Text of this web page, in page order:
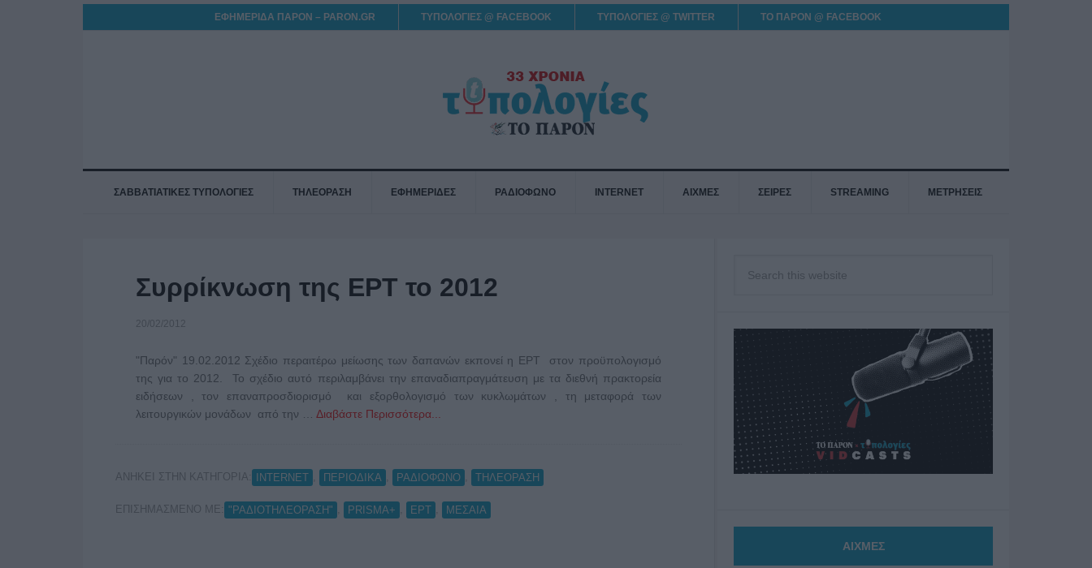
ΕΦΗΜΕΡΙΔΑ ΠΑΡΟΝ – PARON.GR ΤΥΠΟΛΟΓΙΕΣ @ FACEBOOK ΤΥΠΟΛΟΓΙΕΣ @ TWITTER ΤΟ ΠΑΡΟΝ @ FACEBOOK
ΣΑΒΒΑΤΙΑΤΙΚΕΣ ΤΥΠΟΛΟΓΙΕΣ ΤΗΛΕΟΡΑΣΗ ΕΦΗΜΕΡΙΔΕΣ ΡΑΔΙΟΦΩΝΟ INTERNET ΑΙΧΜΕΣ ΣΕΙΡΕΣ STREAMING ΜΕΤΡΗΣΕΙΣ
Συρρίκνωση της ΕΡΤ το 2012
20/02/2012
"Παρόν" 19.02.2012 Σχέδιο περαιτέρω μείωσης των δαπανών εκπονεί η ΕΡΤ στον προϋπολογισμό
της για το 2012. Το σχέδιο αυτό περιλαμβάνει την επαναδιαπραγμάτευση με τα διεθνή πρακτορεία
ειδήσεων , τον επαναπροσδιορισμό και εξορθολογισμό των κυκλωμάτων , τη μεταφορά των
λειτουργικών μονάδων από την … Διαβάστε Περισσότερα...
ΑΝΗΚΕΙ ΣΤΗΝ ΚΑΤΗΓΟΡΙΑ: INTERNET ΠΕΡΙΟΔΙΚΑ ΡΑΔΙΟΦΩΝΟ ΤΗΛΕΟΡΑΣΗ
ΕΠΙΣΗΜΑΣΜΕΝΟ ΜΕ: "ΡΑΔΙΟΤΗΛΕΟΡΑΣΗ" PRISMA+ ΕΡΤ ΜΕΣΑΙΑ
ΑΙΧΜΕΣ